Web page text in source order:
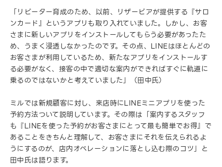
「リピーター育成のため、以前、リザービアが提供する『サロ
ンカード』というアプリも取り入れていました。しかし、お客
さまに新しいアプリをインストールしてもらう必要があったた
め、うまく浸透しなかったのです。その点、LINEはほとんどの
お客さまが利用しているため、新たなアプリをインストールす
る必要がなく、接客の中で適切な案内ができればすぐに軌道に
乗るのではないかと考えていました」（田中氏）
ミルでは新規顧客に対し、来店時にLINEミニアプリを使った
予約方法ついて説明しています。その際は「案内するスタッフ
も『LINEを使った予約がお客さまにとって最も簡単でお得』で
あることをきちんと理解して、お客さまにそれを伝えられるよ
うにするのが、店内オペレーションに落とし込む際のコツ」と
田中氏は語ります。